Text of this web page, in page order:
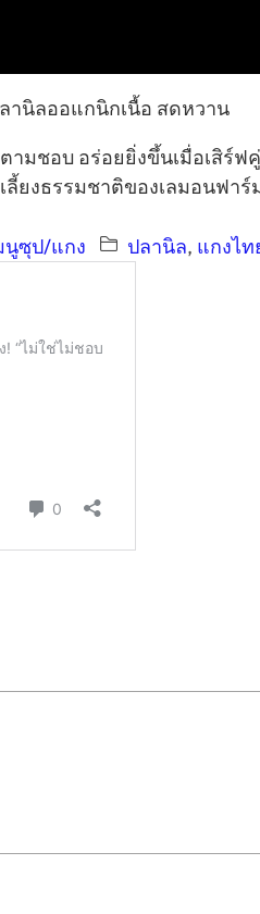
านิลออแกนิกเนื้อ สดหวาน
ามชอบ อร่อยยิ่งขึ้นเมื่อเสิร์
ลี้ยงธรรมชาติของเลมอนฟาร์
นูซุป/แกง ปลานิล, แกงไท